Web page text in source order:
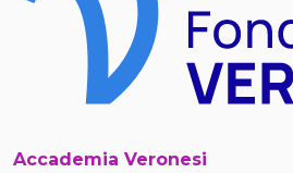
Accademia Veronesi